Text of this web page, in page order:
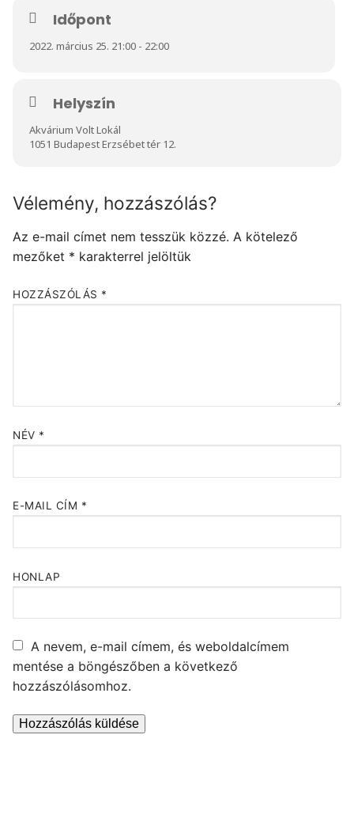
Időpont
2022. március 25. 21:00 - 22:00
Helyszín
Akvárium Volt Lokál
1051 Budapest Erzsébet tér 12.
Vélemény, hozzászólás?
Az e-mail címet nem tesszük közzé. A kötelező
mezőket * karakterrel jelöltük
HOZZÁSZÓLÁS *
NÉV *
E-MAIL CÍM *
HONLAP
A nevem, e-mail címem, és weboldalcímem
mentése a böngészőben a következő
hozzászólásomhoz.